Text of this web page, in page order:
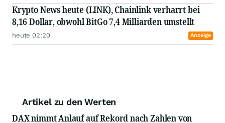
Krypto News heute (LINK), Chainlink verharrt bei
8,16 Dollar, obwohl BitGo 7,4 Milliarden umstellt
heute 02:20 Anzeige
Artikel zu den Werten
DAX nimmt Anlauf auf Rekord nach Zahlen von